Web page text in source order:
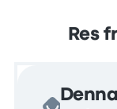
Res